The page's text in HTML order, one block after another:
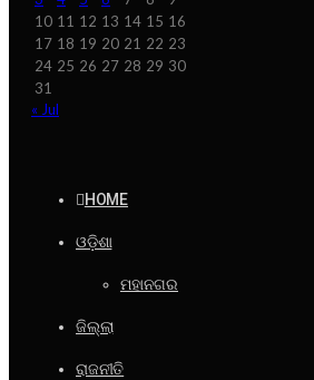
10 11 12 13 14 15 16
17 18 19 20 21 22 23
24 25 26 27 28 29 30
31
« Jul
HOME
ଓଡ଼ିଶା
ମହାନଗର
ଜିଲ୍ଲା
ରାଜନୀତି